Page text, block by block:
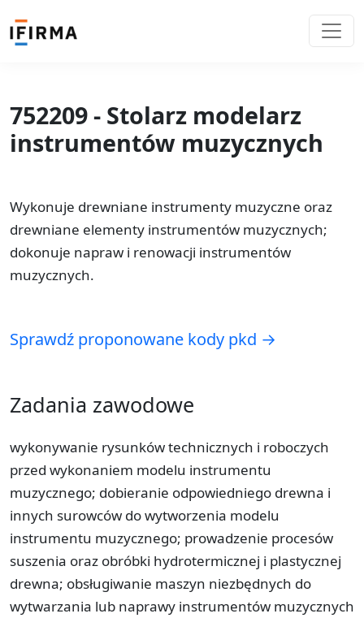
752209 - Stolarz modelarz
instrumentów muzycznych
Wykonuje drewniane instrumenty muzyczne oraz
drewniane elementy instrumentów muzycznych;
dokonuje napraw i renowacji instrumentów
muzycznych.
Sprawdź proponowane kody pkd →
Zadania zawodowe
wykonywanie rysunków technicznych i roboczych
przed wykonaniem modelu instrumentu
muzycznego; dobieranie odpowiedniego drewna i
innych surowców do wytworzenia modelu
instrumentu muzycznego; prowadzenie procesów
suszenia oraz obróbki hydrotermicznej i plastycznej
drewna; obsługiwanie maszyn niezbędnych do
wytwarzania lub naprawy instrumentów muzycznych